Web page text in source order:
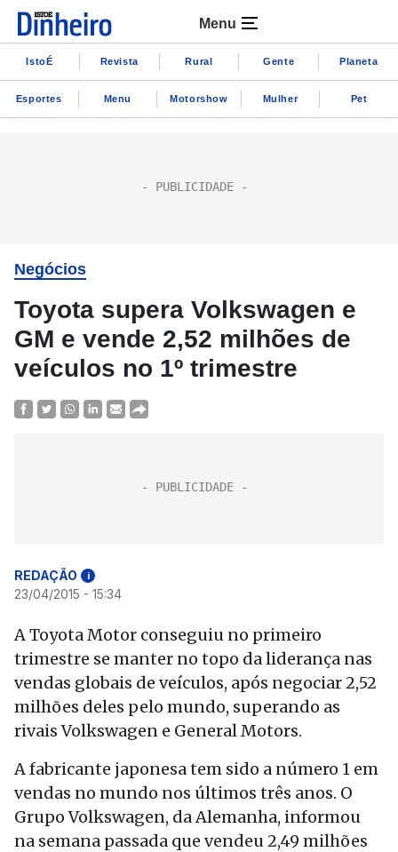
Menu
IstoÉ Revista Rural Gente Planeta
Esportes Menu Motorshow Mulher Pet
Negócios
Toyota supera Volkswagen e
GM e vende 2,52 milhões de
veículos no 1º trimestre
REDAÇÃO i
23/04/2015 - 15:34
A Toyota Motor conseguiu no primeiro
trimestre se manter no topo da liderança nas
vendas globais de veículos, após negociar 2,52
milhões deles pelo mundo, superando as
rivais Volkswagen e General Motors.
A fabricante japonesa tem sido a número 1 em
vendas no mundo nos últimos três anos. O
Grupo Volkswagen, da Alemanha, informou
na semana passada que vendeu 2,49 milhões